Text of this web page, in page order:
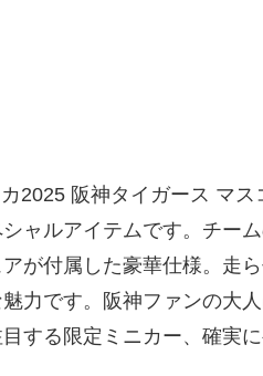
2025 阪神タイガース マ
ャルアイテムです。チー
が付属した豪華仕様。走
力です。阪神ファンの大
する限定ミニカー、確実